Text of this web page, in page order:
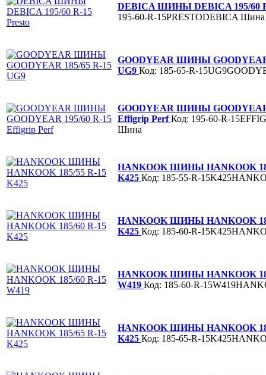
DEBICA ШИНЫ DEBICA 195/60
195-60-R-15PRESTODEBICA Шина
GOODYEAR ШИНЫ GOODYEAR
UG9 Код: 185-65-R-
GOODYEAR ШИНЫ GOODYEAR
Effigrip PerfКод: 195-60-R-
Шина
HANKOOK ШИНЫ HANKOOK
K425 Код: 185-55-R-
HANKOOK ШИНЫ HANKOOK
K425 Код: 185-60-R-
HANKOOK ШИНЫ HANKOOK
W419 Код: 185-60-R-
HANKOOK ШИНЫ HANKOOK
K425 Код: 185-65-R-